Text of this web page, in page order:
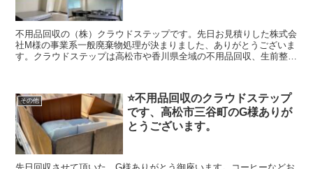
不用品回収の（株）クラウドステップです。先日お見積りした株式会
社M様の事業系一般廃棄物処理が決まりました、ありがとうございま
す。クラウドステップは高松市や香川県全域の不用品回収、生前整理
頂くと（株）クラウドステップは高松市のお客様のことを考え安心安
全な不用品回収、遺品整理、生前整理の会社を目指しています。建物
解体のクラウドも運営していますのでどんなご相談など幅広く対応出
来ますのでよろしくお願いします。
その他
⭐️不用品回収のクラウドステップ
です、高松市三谷町のG様ありが
とうございます。